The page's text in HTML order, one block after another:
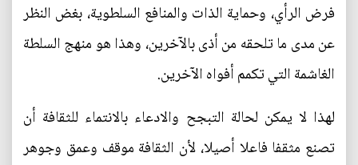
فرض الرأي، وحماية الذات والمنافع السلطوية، بغض النظر
عن مدى ما تلحقه من أذى بالآخرين، وهذا هو منهج السلطة
الغاشمة التي تكمم أفواه الآخرين.
لهذا لا يمكن لحالة التبجح والادعاء بالانتماء للثقافة أن
تصنع مثقفا فاعلا أصيلا، لأن الثقافة موقف وعمق وجوهر